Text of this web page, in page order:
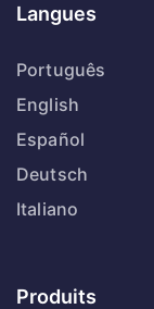
Langues
Português
English
Español
Deutsch
Italiano
Produits